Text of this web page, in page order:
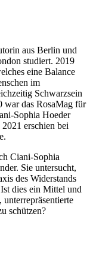
aus Berlin und
studiert. 2019
eine Balance
im
Schwarzsein
war das RosaMag für
Sophia Hoeder
erschien bei
Ciani-Sophia
Sie untersucht,
des Widerstands
dies ein Mittel und
schützen?